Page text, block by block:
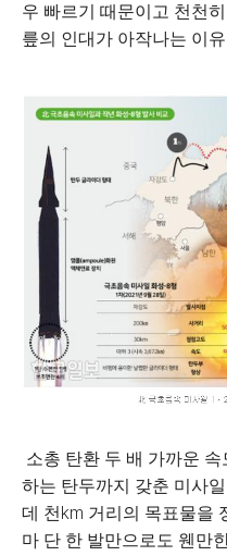
우 빠르기 때문이고 천천
릎의 인대가 아작나는 이
소총 탄환 두 배 가까운
하는 탄두까지 갖춘 미사
데 천km 거리의 목표물을
마 단 한 발만으로도 웬만